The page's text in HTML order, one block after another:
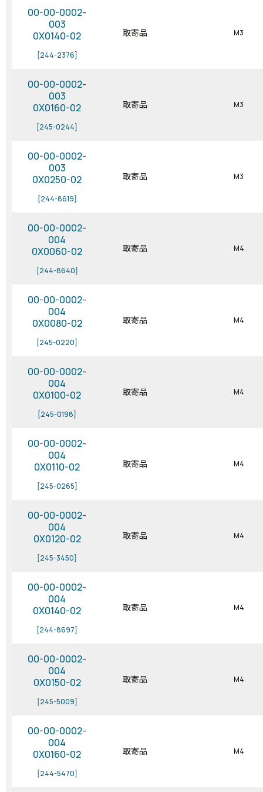
00-00-0002-
003
0X0140-02
[244-2376]
取寄品 M3
00-00-0002-
003
0X0160-02
[245-0244]
取寄品 M3
00-00-0002-
003
0X0250-02
[244-8619]
取寄品 M3
00-00-0002-
004
0X0060-02
[244-8640]
取寄品 M4
00-00-0002-
004
0X0080-02
[245-0220]
取寄品 M4
00-00-0002-
004
0X0100-02
[245-0198]
取寄品 M4
00-00-0002-
004
0X0110-02
[245-0265]
取寄品 M4
00-00-0002-
004
0X0120-02
[245-3450]
取寄品 M4
00-00-0002-
004
0X0140-02
[244-8697]
取寄品 M4
00-00-0002-
004
0X0150-02
[245-5009]
取寄品 M4
00-00-0002-
004
0X0160-02
[244-5470]
取寄品 M4